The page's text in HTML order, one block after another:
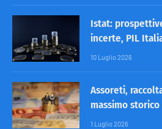
Istat:
incerte, PIL
10 Luglio 2026
Assoreti,
massimo
1 Luglio 2026